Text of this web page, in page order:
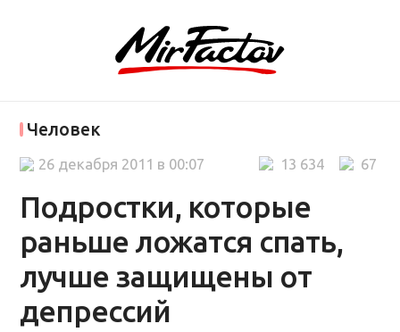
Человек
Подростки, которые
раньше ложатся спать,
лучше защищены от
депрессий
67
13 634
26 декабря 2011 в 00:07